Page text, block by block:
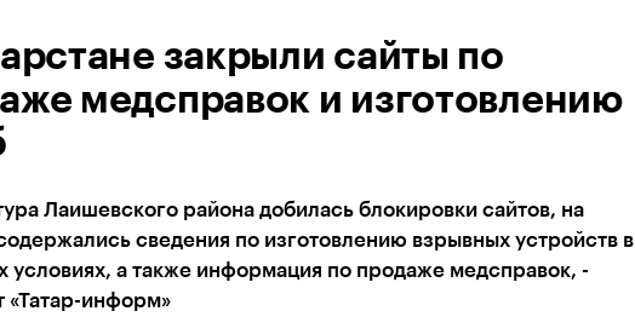
закрыли сайты по
медсправок и изготовлению
Лаишевского района добилась блокировки сайтов, на
сведения по изготовлению взрывных устройств в
условиях, а также информация по продаже медсправок, -
«Татар-информ»